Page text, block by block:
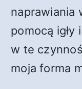
naprawiania
pomocą igły
w te
moja forma